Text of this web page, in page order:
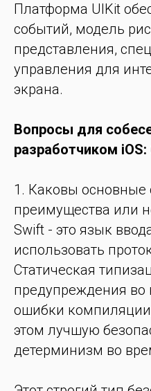
Платформа UIKit
событий, модель
представления,
управления для
экрана.
Вопросы для
разработчиком
1. Каковы основные
преимущества или
Swift - это язык
использовать
Статическая
предупреждения
ошибки
этом лучшую
детерминизм во